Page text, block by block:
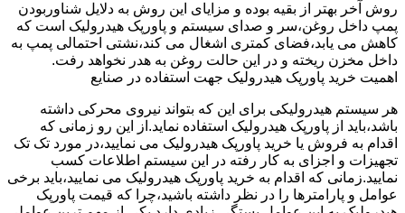
روش آخر بهتر از بقیه بوده و مزایای این روش به دلایل شناوربودن
پمپ داخل روغن،سر و صدای سیستم و پاورپک هیدرولیک است که
کاهش می یابد،فضای کمتری اشغال می کند،نشتی احتمالی پمپ به
داخل مخزن ریخته و در این حالت روغن به هدر نخواهد رفت.
اهمیت خرید پاورپک هیدرولیک جهت استفاده در صنایع
هر سیستم هیدرولیکی برای این که بتواند نیروی محرکی داشته
باشد،باید از پاورپک هیدرولیک استفاده نماید.از این رو زمانی که
اقدام به فروش یا خرید پاورپک هیدرولیک می نمایید،در مورد تک تک
تجهیزات و اجزای به کار رفته در این سیستم اطلاعات کسب
نمایید.زمانی که اقدام به خرید پاورپک هیدرولیک می نمایید،باید برخی
عوامل و پارامترها را در نظر داشته باشید،چرا که قیمت پاورپک